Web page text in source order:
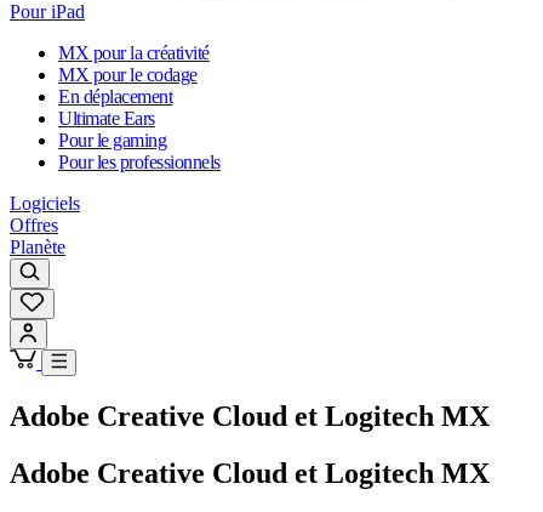
Pour iPad
MX pour la créativité
MX pour le codage
En déplacement
Ultimate Ears
Pour le gaming
Pour les professionnels
Logiciels
Offres
Planète
Adobe Creative Cloud et Logitech MX
Adobe Creative Cloud et Logitech MX